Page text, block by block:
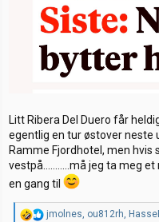
Litt Ribera Del Duero får
egentlig en tur østover neste
Ramme Fjordhotel, men
vestpå………..må jeg ta meg et
en gang til
R
jmolnes, ou812rh,